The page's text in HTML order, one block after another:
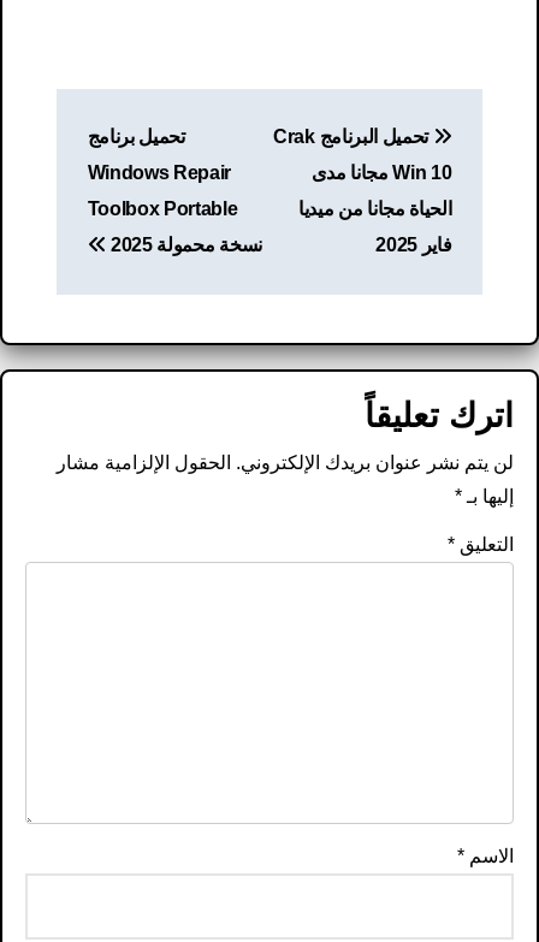
المقالات
تحميل البرنامج Crak
Win 10 مجانا مدى
الحياة مجانا من ميديا ​​
فاير 2025
تحميل برنامج
Windows Repair
Toolbox Portable
نسخة محمولة 2025
اترك تعليقاً
لن يتم نشر عنوان بريدك الإلكتروني. الحقول الإلزامية مشار
إليها بـ*
التعليق*
الاسم*